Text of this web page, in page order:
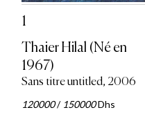
1
Thaier Hilal (Né en
1967)
Sans titre untitled, 2006
120000/ 150000Dhs